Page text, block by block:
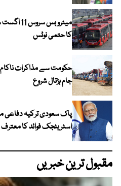
میٹرو
کا حتمی نوٹس
حکومت سے مذاکرات
جام ہڑتال شروع
پاک سعودی ترکیہ دفاعی
اسٹریٹجک فوائد کا معترف
مقبول ترین خبریں